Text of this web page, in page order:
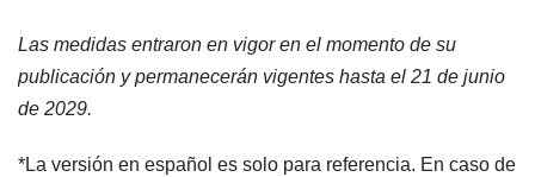
Las medidas entraron en vigor en el momento de su
publicación y permanecerán vigentes hasta el 21 de junio
de 2029.
*La versión en español es solo para referencia. En caso de